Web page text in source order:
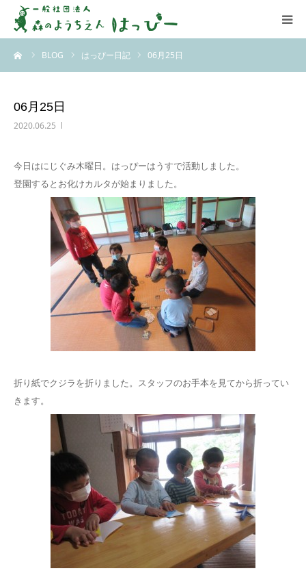
BLOG はっぴー日記 06月25日
06月25日
2020.06.25
今日はにじぐみ木曜日。はっぴーはうすで活動しました。
登園するとお化けカルタが始まりました。
折り紙でクジラを折りました。スタッフのお手本を見てから折ってい
きます。
はっぴーについて
アクセス